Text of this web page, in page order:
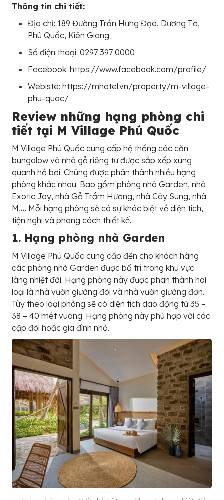
Thông tin chi tiết:
Địa chỉ: 189 Đường Trần Hưng Đạo, Dương Tơ,
Phú Quốc, Kiên Giang
Số điện thoại: 0297 397 0000
Facebook: https://www.facebook.com/profile/
Webiste: https://mhotel.vn/property/m-village-
phu-quoc/
Review những hạng phòng chi
tiết tại M Village Phú Quốc
M Village Phú Quốc cung cấp hệ thống các căn
bungalow và nhà gỗ riêng tư được sắp xếp xung
quanh hồ bơi. Chúng được phân thành nhiều hạng
phòng khác nhau. Bao gồm phòng nhà Garden, nhà
Exotic Joy, nhà Gỗ Trầm Hương, nhà Cây Sung, nhà
M,… Mỗi hạng phòng sẽ có sự khác biệt về diện tích,
tiện nghi và phong cách thiết kế.
1. Hạng phòng nhà Garden
M Village Phú Quốc cung cấp đến cho khách hàng
các phòng nhà Garden được bố trí trong khu vực
làng nhiệt đới. Hạng phòng này được phân thành hai
loại là nhà vườn giường đôi và nhà vườn giường đơn.
Tùy theo loại phòng sẽ có diện tích dao động từ 35 –
38 – 40 mét vuông. Hạng phòng này phù hợp với các
cặp đôi hoặc gia đình nhỏ.